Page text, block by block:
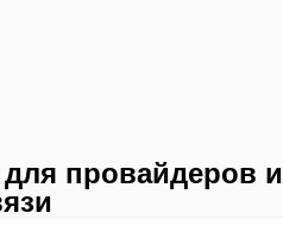
провайдеров и